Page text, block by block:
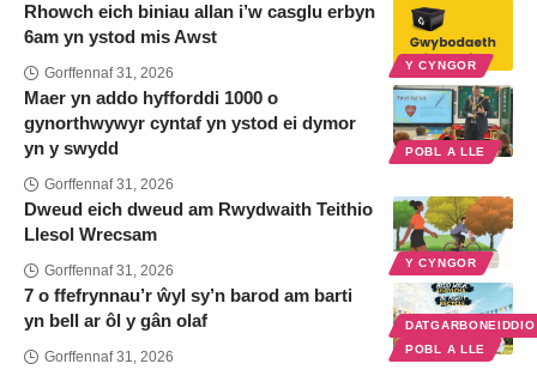
Y CYNGOR
Rhowch eich biniau allan i’w casglu erbyn
6am yn ystod mis Awst
Gorffennaf 31, 2026
POBL A LLE
Maer yn addo hyfforddi 1000 o
gynorthwywyr cyntaf yn ystod ei dymor
yn y swydd
Gorffennaf 31, 2026
Y CYNGOR
Dweud eich dweud am Rwydwaith Teithio
Llesol Wrecsam
Gorffennaf 31, 2026
POBL A LLE
7 o ffefrynnau’r ŵyl sy’n barod am barti
yn bell ar ôl y gân olaf
Gorffennaf 31, 2026